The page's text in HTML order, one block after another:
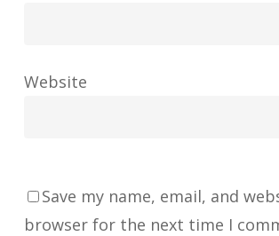
Website
Save my name, email, and
browser for the next time I